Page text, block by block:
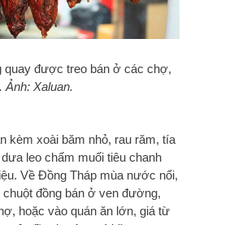
quay được treo bán ở các chợ,
. Ảnh: Xaluan.
kèm xoài băm nhỏ, rau răm, tía
leo chấm muối tiêu chanh
Về Đồng Tháp mùa nước nổi,
chuột đồng bán ở ven đường,
hoặc vào quán ăn lớn, giá từ